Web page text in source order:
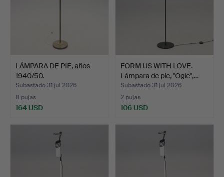
LÁMPARA DE PIE, años
1940/50.
Subastado 31 jul 2026
8 pujas
164 USD
FORM US WITH LOVE.
Lámpara de pie, "Ogle",…
Subastado 31 jul 2026
2 pujas
106 USD